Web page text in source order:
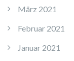
März 2021
Februar 2021
Januar 2021